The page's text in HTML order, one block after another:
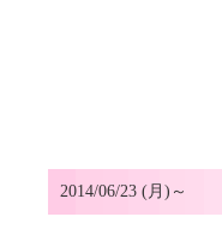
2014/06/23 (月)～